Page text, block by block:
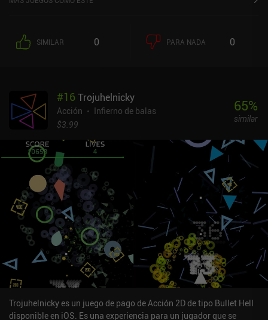
potenciadores de estadísticas que duran hasta que morimos.Estas
extravagantes habilidades van desde bumeranes a drones y se
temporales. Por el lado bueno, si elegimos una que ya tenemos, se
hace más fuerte.El objetivo es sobrevivir a los miles de enemigos y
varios jefes de cada capítulo para poder pasar al siguiente, más
y equipando y subiendo de nivel el botín, como en Archero.Esto
crea un agradable flujo y reflujo en la dificultad, en el que cada
misión se vuelve gradualmente más fácil hasta que terminamos un
capítulo, tras lo cual se vuelve más difícil durante un tiempo.El
estilo artístico está bien, pero la interfaz de usuario es un gran
paso adelante en comparación con Magic Survival. Los mayores
inconvenientes son que el juego se hace un poco repetitivo, y que
los enemigos y las balas acaban siendo tan pequeños que es difícil
verlos.Survivor.io se monetiza mediante un sistema de energía que
nos limita a una hora de juego de capítulo normal cada vez, e iAPs
que nos permiten hacernos más fuertes más rápido. Estos iAP
pueden suponer una gran diferencia, pero como juego casual, la
jugabilidad básica y las partidas de 10-15 minutos son pulidas y
divertidas.
SIMILAR 0 PARA NADA 0
#16Trojuhelnicky
Acción
Infierno de balas
$3.99
65%
similar
Trojuhelnicky es un juego de pago de Acción 2D de tipo Bullet Hell
disponible en iOS. Es una experiencia para un jugador que se